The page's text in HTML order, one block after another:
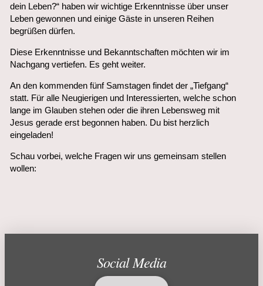
dein Leben?“ haben wir wichtige Erkenntnisse über unser
Leben gewonnen und einige Gäste in unseren Reihen
begrüßen dürfen.
Diese Erkenntnisse und Bekanntschaften möchten wir im
Nachgang vertiefen. Es geht weiter.
An den kommenden fünf Samstagen findet der „Tiefgang“
statt. Für alle Neugierigen und Interessierten, welche schon
lange im Glauben stehen oder die ihren Lebensweg mit
Jesus gerade erst begonnen haben. Du bist herzlich
eingeladen!
Schau vorbei, welche Fragen wir uns gemeinsam stellen
wollen:
Social Media